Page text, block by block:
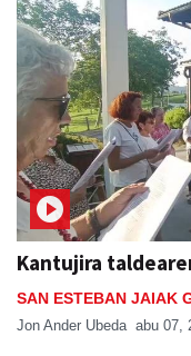
Kantujira
SAN ESTEBAN JAIAK
Jon Ander Ubeda abu 07,